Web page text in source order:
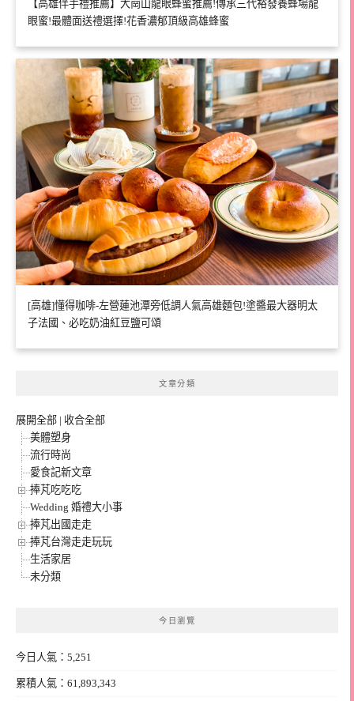
【高雄伴手禮推薦】大崗山龍眼蜂蜜推薦!傳承三代裕發養蜂場龍
眼蜜!最體面送禮選擇!花香濃郁頂級高雄蜂蜜
[高雄]懂得咖啡-左營蓮池潭旁低調人氣高雄麵包!塗醬最大器明太
子法國、必吃奶油紅豆鹽可頌
文章分類
展開全部 | 收合全部
美體塑身
流行時尚
愛食記新文章
捧芃吃吃吃
Wedding 婚禮大小事
捧芃出國走走
捧芃台灣走走玩玩
生活家居
未分類
今日瀏覽
今日人氣：5,251
累積人氣：61,893,343